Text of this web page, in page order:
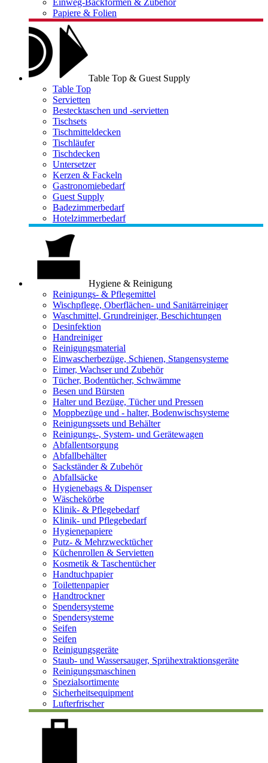
Einweg-Backformen & Zubehör
Papiere & Folien
Table Top & Guest Supply
Table Top
Servietten
Bestecktaschen und -servietten
Tischsets
Tischmitteldecken
Tischläufer
Tischdecken
Untersetzer
Kerzen & Fackeln
Gastronomiebedarf
Guest Supply
Badezimmerbedarf
Hotelzimmerbedarf
Hygiene & Reinigung
Reinigungs- & Pflegemittel
Wischpflege, Oberflächen- und Sanitärreiniger
Waschmittel, Grundreiniger, Beschichtungen
Desinfektion
Handreiniger
Reinigungsmaterial
Einwascherbezüge, Schienen, Stangensysteme
Eimer, Wachser und Zubehör
Tücher, Bodentücher, Schwämme
Besen und Bürsten
Halter und Bezüge, Tücher und Pressen
Moppbezüge und - halter, Bodenwischsysteme
Reinigungssets und Behälter
Reinigungs-, System- und Gerätewagen
Abfallentsorgung
Abfallbehälter
Sackständer & Zubehör
Abfallsäcke
Hygienebags & Dispenser
Wäschekörbe
Klinik- & Pflegebedarf
Klinik- und Pflegebedarf
Hygienepapiere
Putz- & Mehrzwecktücher
Küchenrollen & Servietten
Kosmetik & Taschentücher
Handtuchpapier
Toilettenpapier
Handtrockner
Spendersysteme
Spendersysteme
Seifen
Seifen
Reinigungsgeräte
Staub- und Wassersauger, Sprühextraktionsgeräte
Reinigungsmaschinen
Spezialsortimente
Sicherheitsequipment
Lufterfrischer